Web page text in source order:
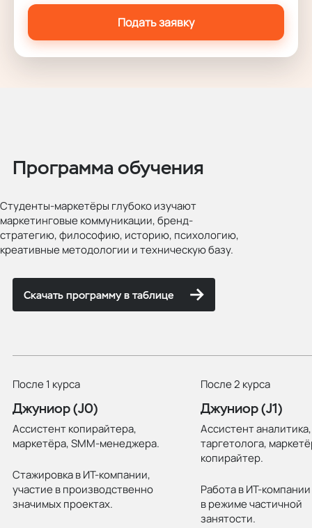
Подать заявку
Программа обучения
Студенты-маркетёры глубоко изучают
маркетинговые коммуникации, бренд-
стратегию, философию, историю, психологию,
креативные методологии и техническую базу.
Скачать программу в таблице
После 1 курса
Джуниор (J0)
Ассистент копирайтера,
маркетёра, SMM-менеджера.
Стажировка в ИТ-компании,
участие в производственно
значимых проектах.
После 2 курса
Джуниор (J1)
Ассистент аналитика,
таргетолога,
копирайтер.
Работа в ИТ-компании
в режиме частичной
занятости.